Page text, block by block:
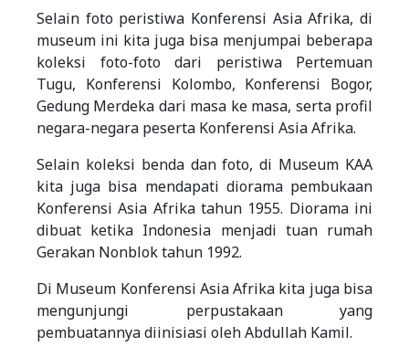
Selain foto peristiwa Konferensi Asia Afrika, di
museum ini kita juga bisa menjumpai beberapa
koleksi foto-foto dari peristiwa Pertemuan
Tugu, Konferensi Kolombo, Konferensi Bogor,
Gedung Merdeka dari masa ke masa, serta profil
negara-negara peserta Konferensi Asia Afrika.
Selain koleksi benda dan foto, di Museum KAA
kita juga bisa mendapati diorama pembukaan
Konferensi Asia Afrika tahun 1955. Diorama ini
dibuat ketika Indonesia menjadi tuan rumah
Gerakan Nonblok tahun 1992.
Di Museum Konferensi Asia Afrika kita juga bisa
mengunjungi perpustakaan yang
pembuatannya diinisiasi oleh Abdullah Kamil.